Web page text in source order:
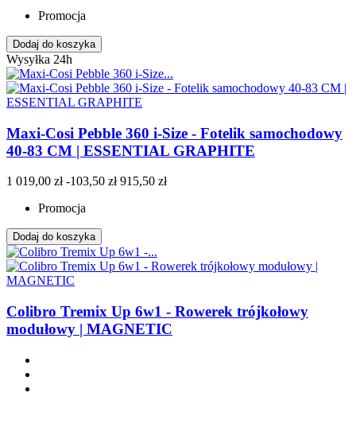
Promocja
Dodaj do koszyka
Wysyłka 24h
Maxi-Cosi Pebble 360 i-Size - Fotelik samochodowy
40-83 CM | ESSENTIAL GRAPHITE
1 019,00 zł -103,50 zł 915,50 zł
Promocja
Dodaj do koszyka
Colibro Tremix Up 6w1 - Rowerek trójkołowy
modułowy | MAGNETIC